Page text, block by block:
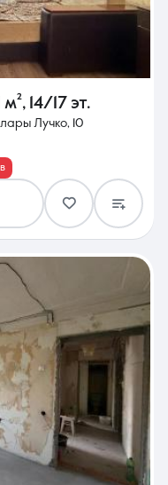
м², 14/17 эт.
Лучко, 10